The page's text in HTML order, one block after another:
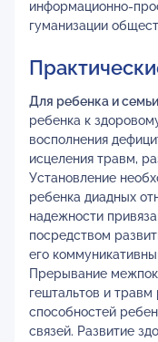
информационно-
гуманизации
Для ребенка и
ребенка к
восполнения
исцеления травм,
Установление
ребенка диадных
надежности
посредством
его
Прерывание
гештальтов и
способностей
связей. Развитие